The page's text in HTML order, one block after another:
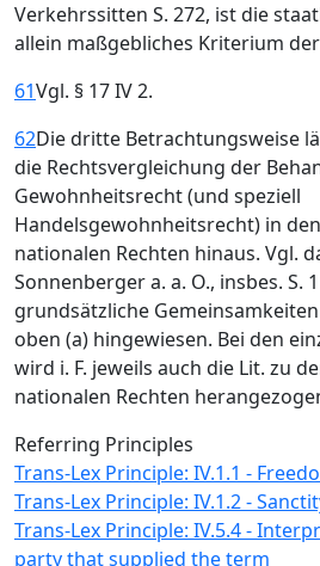
Verkehrssitten S. 272, ist die
allein maßgebliches Kriterium
61Vgl. § 17 IV 2.
62Die dritte Betrachtungsweise
die Rechtsvergleichung der
Gewohnheitsrecht (und speziell
Handelsgewohnheitsrecht) in
nationalen Rechten hinaus. Vgl.
Sonnenberger a. a. O., insbes. S.
grundsätzliche
oben (a) hingewiesen. Bei den
wird i. F. jeweils auch die Lit. zu
nationalen Rechten
Referring Principles
Trans-Lex Principle: IV.1.1 -
Trans-Lex Principle: IV.1.2 -
Trans-Lex Principle: IV.5.4 -
party that supplied the term